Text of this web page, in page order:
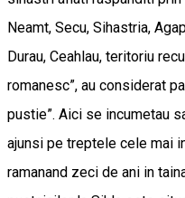
Neamt, Secu, Sihastria,
Durau, Ceahlau, teritoriu
romanesc”, au considerat
pustie”. Aici se incumetau
ajunsi pe treptele cele mai
ramanand zeci de ani in